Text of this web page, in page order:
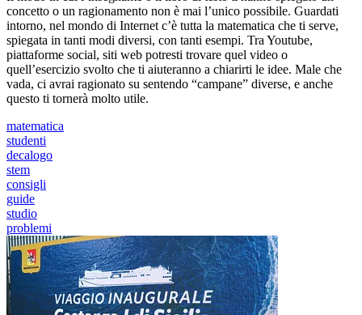
concetto o un ragionamento non è mai l’unico possibile. Guardati
intorno, nel mondo di Internet c’è tutta la matematica che ti serve,
spiegata in tanti modi diversi, con tanti esempi. Tra Youtube,
piattaforme social, siti web potresti trovare quel video o
quell’esercizio svolto che ti aiuteranno a chiarirti le idee. Male che
vada, ci avrai ragionato su sentendo “campane” diverse, e anche
questo ti tornerà molto utile.
matematica
studenti
decalogo
stem
consigli
guide
studio
problemi